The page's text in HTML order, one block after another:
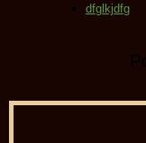
dfglkjdfg